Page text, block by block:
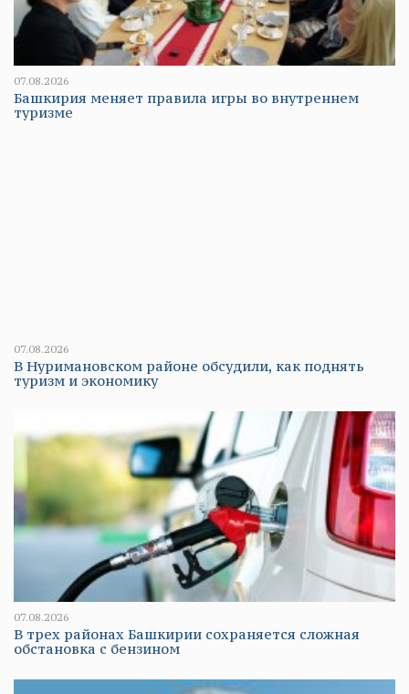
07.08.2026
Башкирия меняет правила игры во внутреннем
туризме
07.08.2026
В Нуримановском районе обсудили, как поднять
туризм и экономику
07.08.2026
В трех районах Башкирии сохраняется сложная
обстановка с бензином